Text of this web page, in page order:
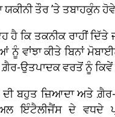
ਯਕੀਨੀ ਤੌਰ ’ਤੇ ਤਬਾਹਕੁੰਨ
ਹੈ ਕਿ ਤਕਨੀਕ ਰਾਹੀਂ ਦਿੱਤੇ
ਨੂੰ ਵਾਂਝਾ ਕੀਤੇ ਬਿਨਾਂ
ਉਤਪਾਦਕ ਵਰਤੋਂ ਨੂੰ ਕਿਵੇਂ
ਬਹੁਤ ਜ਼ਿਆਦਾ ਅਤੇ
ਇੰਟੈਲੀਜੈਂਸ ਦੇ ਵਧਦੇ